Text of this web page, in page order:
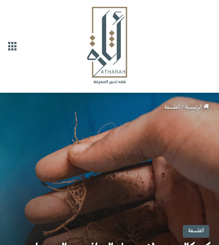
الرئيسية / الفلسفة
الفلسفة